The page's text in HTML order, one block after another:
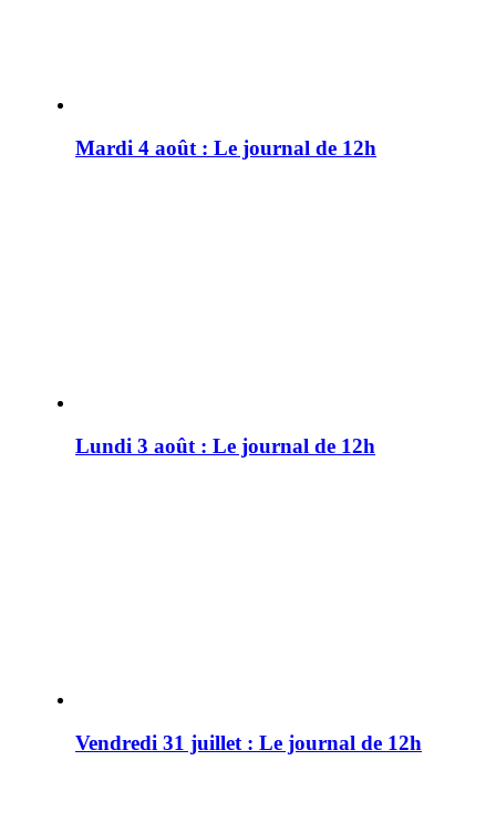
Mardi 4 août : Le journal de 12h
Lundi 3 août : Le journal de 12h
Vendredi 31 juillet : Le journal de 12h